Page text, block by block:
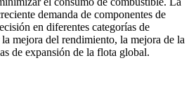
demanda de componentes de
en diferentes categorías de
mejora del rendimiento, la mejora de la
de expansión de la flota global.